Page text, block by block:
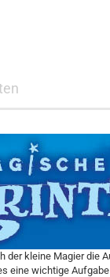
der kleine Magier die
eine wichtige